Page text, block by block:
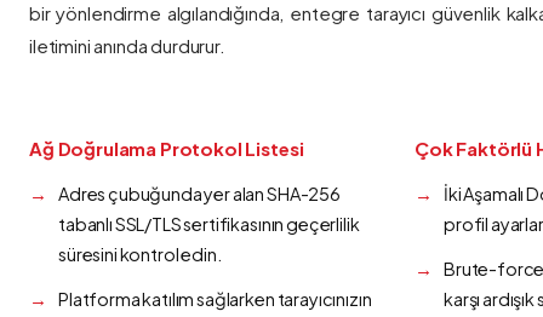
bir yönlendirme algılandığında, entegre tarayıcı güvenlik
iletimini anında durdurur.
Ağ Doğrulama Protokol Listesi
Adres çubuğunda yer alan SHA-256
tabanlı SSL/TLS sertifikasının geçerlilik
süresini kontrol edin.
Platforma katılım sağlarken tarayıcınızın
Çok Faktörlü
İki Aşamalı
profil
Brute-force
karşı